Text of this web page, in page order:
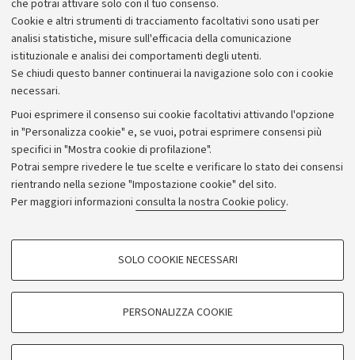
che potrai attivare solo con il tuo consenso.
Cookie e altri strumenti di tracciamento facoltativi sono usati per
analisi statistiche, misure sull'efficacia della comunicazione
istituzionale e analisi dei comportamenti degli utenti.
Se chiudi questo banner continuerai la navigazione solo con i cookie
necessari.
Puoi esprimere il consenso sui cookie facoltativi attivando l'opzione
in "Personalizza cookie" e, se vuoi, potrai esprimere consensi più
specifici in "Mostra cookie di profilazione".
Potrai sempre rivedere le tue scelte e verificare lo stato dei consensi
rientrando nella sezione "Impostazione cookie" del sito.
Per maggiori informazioni consulta la nostra Cookie policy.
COOKIE DI PROFILAZIONE - FACOLTATIVI
degli utenti, creare profili in base al loro comportamento sul sito, per analisi
di marketing.
SOLO COOKIE NECESSARI
PERSONALIZZA COOKIE
nel 1896 il figlio Reinold trasferì l’azienda a Berlino. Grazie
ad abili artigiani ed esperti botanici i modelli Brendel
raggiunsero livelli altissimi sia per l’accuratezza scientifica
che per il valore artistico. I modelli sono tutti polimaterici e
i materiali utilizzati sono tra i più svariati: legno, cera,
cartapesta, garza di seta, tela di cotone, gesso, cartone,
piume, stecchini di legno, spago e altri ancora.
L’Ateneo di Bologna possiede quasi 100 modelli Brendel;
usati in passato per l’insegnamento della Botanica sono
attualmente conservati presso l’Erbario dell’Università.
schede di catalogodei modelli Brendel.
Seguici su:
©Copyright 2026 - ALMA MATER STUDIORUM -
Università di Bologna - Via Zamboni, 33 -40126 Bologna